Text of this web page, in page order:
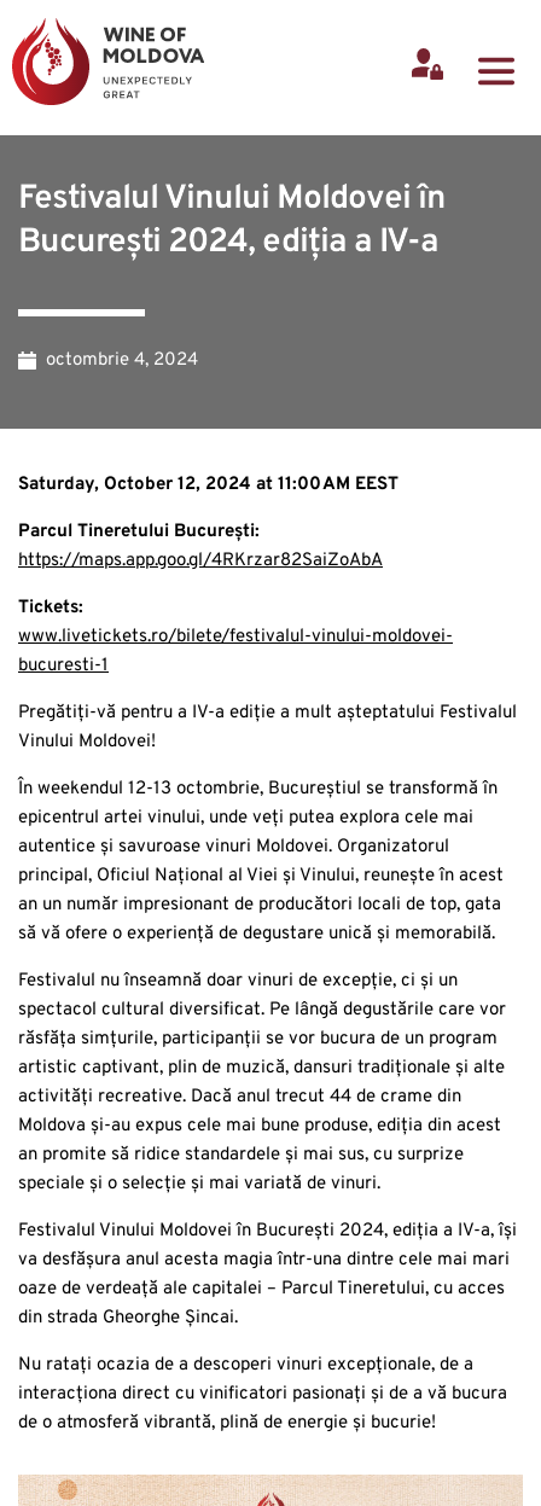
Festivalul Vinului Moldovei în
București 2024, ediția a IV-a
octombrie 4, 2024
Saturday, October 12, 2024 at 11:00 AM EEST
Parcul Tineretului București:
https://maps.app.goo.gl/4RKrzar82SaiZoAbA
Tickets:
www.livetickets.ro/bilete/festivalul-vinului-moldovei-
bucuresti-1
Pregătiți-vă pentru a IV-a ediție a mult așteptatului Festivalul
Vinului Moldovei!
În weekendul 12-13 octombrie, Bucureștiul se transformă în
epicentrul artei vinului, unde veți putea explora cele mai
autentice și savuroase vinuri Moldovei. Organizatorul
principal, Oficiul Național al Viei și Vinului, reunește în acest
an un număr impresionant de producători locali de top, gata
să vă ofere o experiență de degustare unică și memorabilă.
Festivalul nu înseamnă doar vinuri de excepție, ci și un
spectacol cultural diversificat. Pe lângă degustările care vor
răsfăța simțurile, participanții se vor bucura de un program
artistic captivant, plin de muzică, dansuri tradiționale și alte
activități recreative. Dacă anul trecut 44 de crame din
Moldova și-au expus cele mai bune produse, ediția din acest
an promite să ridice standardele și mai sus, cu surprize
speciale și o selecție și mai variată de vinuri.
Festivalul Vinului Moldovei în București 2024, ediția a IV-a, își
va desfășura anul acesta magia într-una dintre cele mai mari
oaze de verdeață ale capitalei – Parcul Tineretului, cu acces
din strada Gheorghe Șincai.
Nu ratați ocazia de a descoperi vinuri excepționale, de a
interacționa direct cu vinificatori pasionați și de a vă bucura
de o atmosferă vibrantă, plină de energie și bucurie!